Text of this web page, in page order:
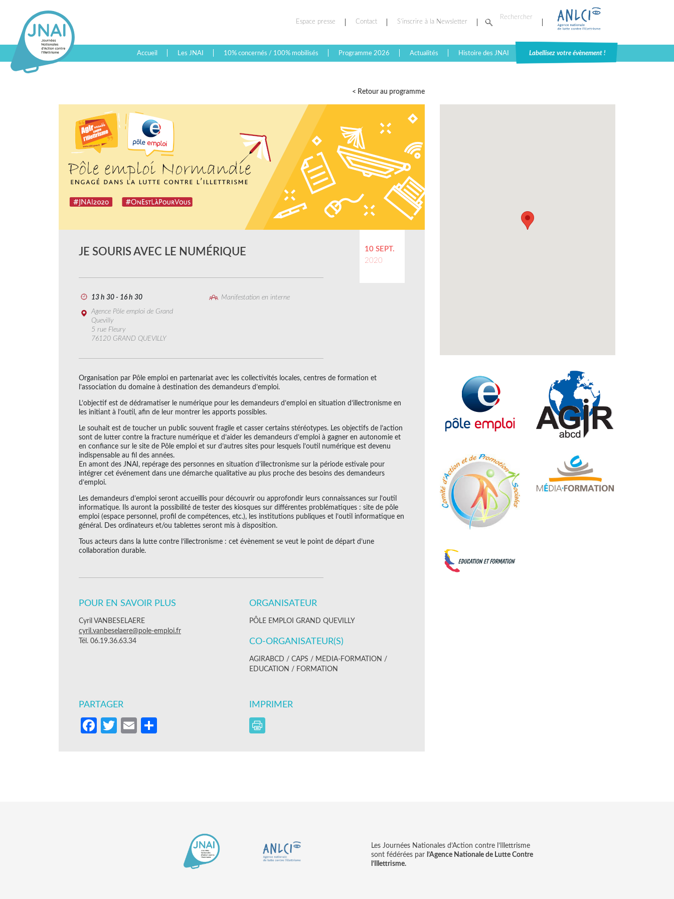
Espace presse Contact S’inscrire à la Newsletter
Accueil Les JNAI 10% concernés / 100% mobilisés Programme 2026 Actualités Histoire des JNAI Labellisez votre évènement !
< Retour au programme
10 SEPT.
2020
JE SOURIS AVEC LE NUMÉRIQUE
13 h 30 - 16 h 30
Manifestation en interne
Agence Pôle emploi de Grand
Quevilly
5 rue Fleury
76120 GRAND QUEVILLY
Organisation par Pôle emploi en partenariat avec les collectivités locales, centres de formation et
l’association du domaine à destination des demandeurs d’emploi.
L’objectif est de dédramatiser le numérique pour les demandeurs d’emploi en situation d’illectronisme en
les initiant à l’outil, afin de leur montrer les apports possibles.
Le souhait est de toucher un public souvent fragile et casser certains stéréotypes. Les objectifs de l’action
sont de lutter contre la fracture numérique et d’aider les demandeurs d’emploi à gagner en autonomie et
en confiance sur le site de Pôle emploi et sur d’autres sites pour lesquels l’outil numérique est devenu
indispensable au fil des années.
En amont des JNAI, repérage des personnes en situation d’illectronisme sur la période estivale pour
intégrer cet événement dans une démarche qualitative au plus proche des besoins des demandeurs
d’emploi.
Les demandeurs d’emploi seront accueillis pour découvrir ou approfondir leurs connaissances sur l’outil
informatique. Ils auront la possibilité de tester des kiosques sur différentes problématiques : site de pôle
emploi (espace personnel, profil de compétences, etc.), les institutions publiques et l’outil informatique en
général. Des ordinateurs et/ou tablettes seront mis à disposition.
Tous acteurs dans la lutte contre l’illectronisme : cet évènement se veut le point de départ d’une
collaboration durable.
POUR EN SAVOIR PLUS
Cyril VANBESELAERE
cyril.vanbeselaere@pole-emploi.fr
Tél. 06.19.36.63.34
ORGANISATEUR
PÔLE EMPLOI GRAND QUEVILLY
CO-ORGANISATEUR(S)
AGIRABCD / CAPS / MEDIA-FORMATION /
EDUCATION / FORMATION
PARTAGER
Facebook
Twitter
Email
IMPRIMER
Les Journées Nationales d’Action contre l’Illettrisme
sont fédérées par l’Agence Nationale de Lutte Contre
l’Illettrisme.